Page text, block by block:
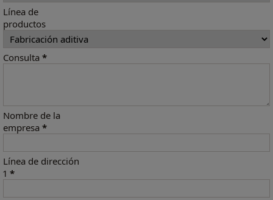
Línea de
productos
Consulta *
Nombre de la
empresa *
Línea de dirección
1 *